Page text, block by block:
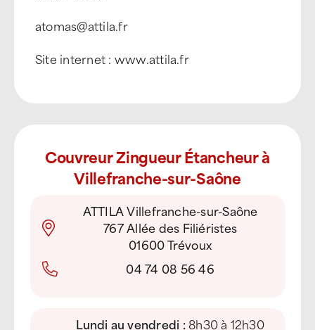
atomas@attila.fr
Site internet : www.attila.fr
Couvreur Zingueur Étancheur à
Villefranche-sur-Saône
ATTILA Villefranche-sur-Saône
767 Allée des Filiéristes
01600 Trévoux
04 74 08 56 46
Lundi au vendredi :8h30 à 12h30